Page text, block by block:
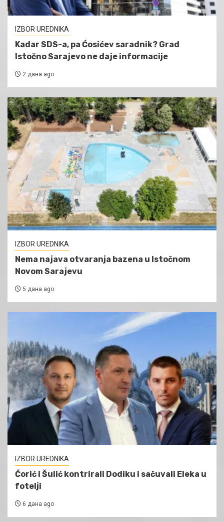
IZBOR UREDNIKA
Kadar SDS-a, pa Ćosićev saradnik? Grad
Istočno Sarajevo ne daje informacije
2 дана ago
IZBOR UREDNIKA
Nema najava otvaranja bazena u Istočnom
Novom Sarajevu
5 дана ago
IZBOR UREDNIKA
Ćorić i Šulić kontrirali Dodiku i sačuvali Eleka u
fotelji
6 дана ago